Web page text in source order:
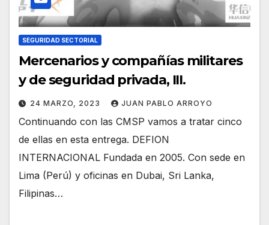
SEGURIDAD SECTORIAL
Mercenarios y compañías militares
y de seguridad privada, III.
24 MARZO, 2023 JUAN PABLO ARROYO
Continuando con las CMSP vamos a tratar cinco
de ellas en esta entrega. DEFION
INTERNACIONAL Fundada en 2005. Con sede en
Lima (Perú) y oficinas en Dubai, Sri Lanka,
Filipinas…